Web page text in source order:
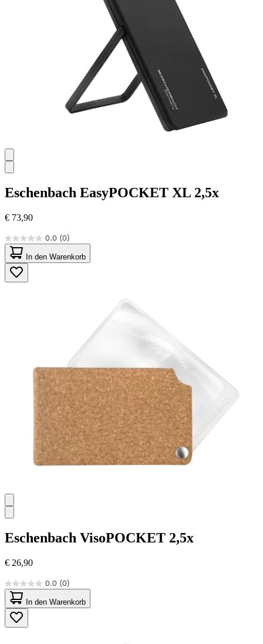
Eschenbach EasyPOCKET XL 2,5x
€ 73,90
0.0 (0)
0.0
von
5
Sternen.
In den Warenkorb
Eschenbach VisoPOCKET 2,5x
€ 26,90
0.0 (0)
0.0
von
5
Sternen.
In den Warenkorb